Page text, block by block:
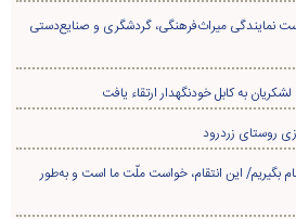
نمایندگی میراث‌فرهنگی، گردشگری و صنایع‌دستی
روستای زردرود
بگیریم/ این انتقام، خواست ملّت ما است و به‌طور